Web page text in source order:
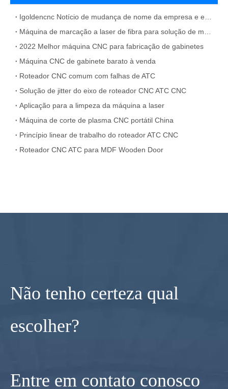
2022 Melhor máquina CNC para fabricação de gabinetes
Máquina CNC de gabinete barato à venda
Roteador CNC comum com falhas de ATC
Solução de jitter do eixo de roteador CNC ATC CNC
Aplicação para a limpeza da máquina a laser
Máquina de corte de plasma CNC portátil China
Princípio linear de trabalho do roteador ATC CNC
Roteador CNC ATC para MDF Wooden Door
Não tenho certeza qual
escolher?
Entre em contato conosco